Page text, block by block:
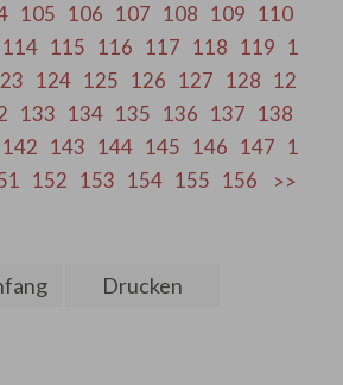
105 106 107 108 109 110
114 115 116 117 118 119 1
124 125 126 127 128 12
133 134 135 136 137 138
142 143 144 145 146 147 1
152 153 154 155 156
Drucken